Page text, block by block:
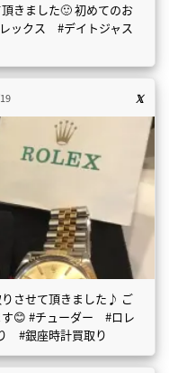
きました🙂 初めてのお
ックス #デイトジャス
させて頂きました♪ ご
す😊 #チューダー #ロレ
#銀座時計買取り